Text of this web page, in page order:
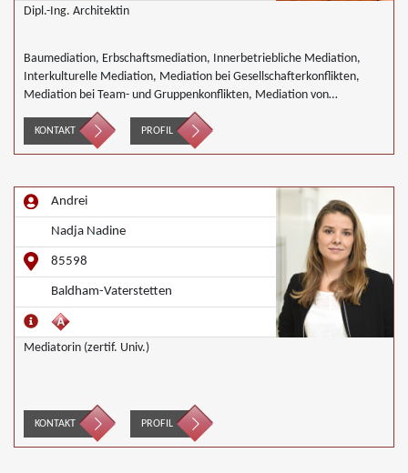
Dipl.-Ing. Architektin
Baumediation, Erbschaftsmediation, Innerbetriebliche Mediation,
Interkulturelle Mediation, Mediation bei Gesellschafterkonflikten,
Mediation bei Team- und Gruppenkonflikten, Mediation von
Unternehmensnachfolgen, Mediation in der Wohnungswirtschaft,
Nachbarschaftsmediation, Wirtschaftsmediation
KONTAKT PROFIL
Andrei
Nadja Nadine
85598
Baldham-Vaterstetten
Mediatorin (zertif. Univ.)
KONTAKT PROFIL